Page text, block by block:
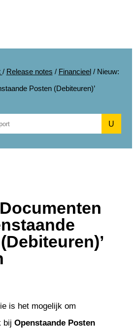
/ Release notes / Financieel/ Nieuw:
Posten (Debiteuren)’
U
is het mogelijk om
bijOpenstaande Posten